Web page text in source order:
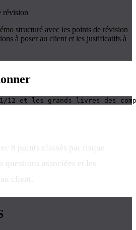
révision
structuré avec les points de révision
à poser au client et les justificatifs à
12 et les grands livres des
8 points classés par risque
associées et les
client.